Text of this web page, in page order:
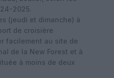
2025.
(jeudi et dimanche) à
de croisière
facilement au site de
de la New Forest et à
à moins de deux